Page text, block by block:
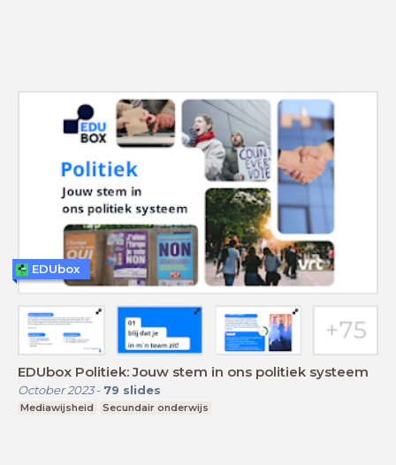
EDUbox Politiek: Jouw stem in ons politiek systeem
October 2023- 79 slides
Mediawijsheid Secundair onderwijs
EDUbox